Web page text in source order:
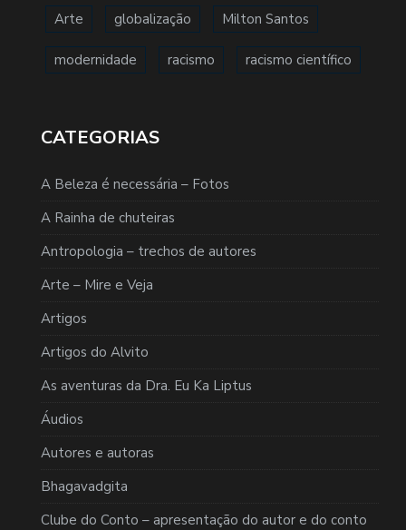
Arte globalização Milton Santos
modernidade racismo racismo científico
CATEGORIAS
A Beleza é necessária – Fotos
A Rainha de chuteiras
Antropologia – trechos de autores
Arte – Mire e Veja
Artigos
Artigos do Alvito
As aventuras da Dra. Eu Ka Liptus
Áudios
Autores e autoras
Bhagavadgita
Clube do Conto – apresentação do autor e do conto